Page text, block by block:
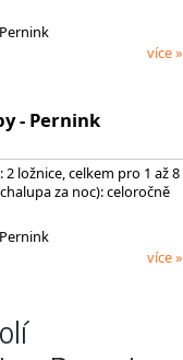
více »
- Pernink
ložnice, celkem pro 1 až 8
za noc): celoročně
více »